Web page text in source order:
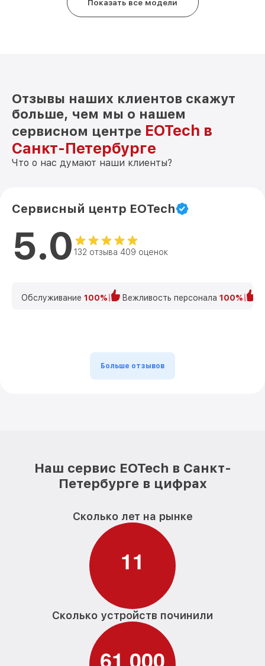
Показать все модели
Отзывы наших клиентов скажут
больше, чем мы о нашем
сервисном центре EOTech в
Санкт-Петербурге
Что о нас думают наши клиенты?
Сервисный центр EOTech
5.0 132 отзыва 409 оценок
Обслуживание 100% Вежливость персонала 100%
Больше отзывов
Наш сервис EOTech в Санкт-
Петербурге в цифрах
Сколько лет на рынке
11
Сколько устройств починили
61 000